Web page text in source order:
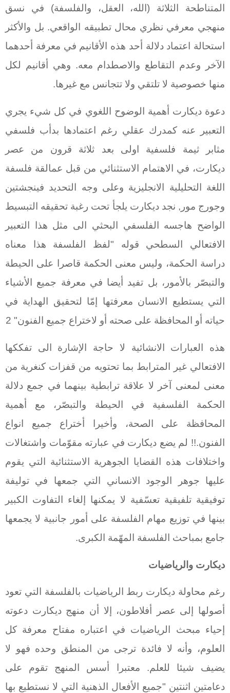
المتناطحة الثلاثة (الله، العقل، والفلسفة) في نسق
منهجي معرفي نظري محال تطبيقه الواقعي. بل والأكثر
استحالة اعتماد دلالة أحد هذه الأقانيم في معرفة أحدهما
الآخر وعدم التقاطع والاصطدام معه. وهي أقانيم لكل
منها خصوصية لا تلتقي ولا تتجانس مع غيرها.
دعوة ديكارت أهمية الوضوح اللغوي في كل شيء يجري
التعبير عنه كمدرك عقلي رغم اعتمادها بدأب فلسفي
مثابر ثيمة فلسفية اولى بعد ثلاثة قرون من عصر
ديكارت، في الاهتمام الاستثنائي من قبل عمالقة فلسفة
اللغة التحليلية الانجليزية وعلى وجه التحديد فينجشتين
وجورج مور, نجد ديكارت يلجأ تحت رغبة تحقيقه التبسيط
الواضح هاجسه الفلسفي البحثي الى مثل هذا التعبير
الافتعالي السطحي قوله "لفظ الفلسفة هذا معناه
دراسة الحكمة، وليس معنى الحكمة قاصرا على الحيطة
والتبصّر بالأمور، بل تفيد أيضا في معرفة جميع الأشياء
التي يستطيع الانسان معرفتها إمّا لتحقيق الهداية في
حياته أو المحافظة على صحته أو لاختراع جميع الفنون" 2
هذه العبارات الانشائية لا حاجة الإشارة الى تفككها
الافتعالي غير المترابط بما تحتويه من قفزات كنغرية من
معنى لمعنى آخر لا علاقة ترابطية بينهما في جمع دلالة
الحكمة الفلسفية في الحيطة والتبصّر، مع أهمية
المحافظة على الصحة، وأخيرا أختراع جميع انواع
الفنون.!! لم يضع ديكارت في عبارته مقوّمات واشتغالات
واختلافات هذه القضايا الجوهرية الاستثنائية التي يقوم
عليها جوهر الوجود الانساني التي جمعها في توليفة
توفيقية تلفيقية تعسّفية لا يمكنها إلغاء التفاوت الكبير
بينها في توزيع مهام الفلسفة على أمور جانبية لا يجمعها
جامع بمباحث الفلسفة المهّمة الكبرى.
ديكارت والرياضيات
رغم محاولة ديكارت ربط الرياضيات بالفلسفة التي تعود
أصولها إلى عصر أفلاطون، إلا أن منهج ديكارت دعوته
إحياء مبحث الرياضيات في اعتباره مفتاح معرفة كل
العلوم، وأنه لا فائدة ترجى من المنطق وحده فهو لا
يضيف شيئا للعلم. معتبرا أسس المنهج تقوم على
دعامتين اثنتين "جميع الأفعال الذهنية التي لا نستطيع بها